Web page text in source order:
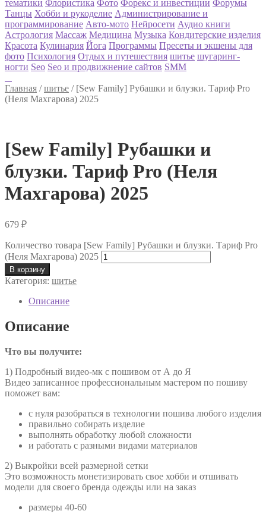
тематики Флористика Фото Форекс и инвестиции Форумы
Танцы Хобби и рукоделие Администрирование и
программирование Авто-мото Нейросети Аудио книги
Астрология Массаж Медицина Музыка Кондитерские изделия
Красота Кулинария Йога Программы Пресеты и экшены для
фото Психология Отдых и путешествия шитье шугаринг-
ногти Seo Seo и продвижнение сайтов SMM
Главная /шитье / [Sew Family] Рубашки и блузки. Тариф Pro
(Неля Махгарова) 2025
[Sew Family] Рубашки и
блузки. Тариф Pro (Неля
Махгарова) 2025
679 ₽
Количество товара [Sew Family] Рубашки и блузки. Тариф Pro
(Неля Махгарова) 2025
В корзину
Категория: шитье
Описание
Описание
Что вы получите:
1) Подробный видео-мк с пошивом от А до Я
Видео записанное профессиональным мастером по пошиву
поможет вам:
с нуля разобраться в технологии пошива любого изделия
правильно собирать изделие
выполнять обработку любой сложности
и работать с разными видами материалов
2) Выкройки всей размерной сетки
Это возможность монетизировать свое хобби и отшивать
модели для своего бренда одежды или на заказ
размеры 40-60